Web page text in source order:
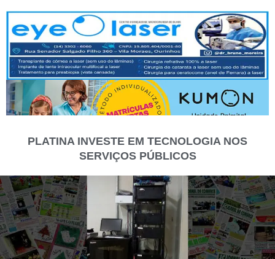
PLATINA INVESTE EM TECNOLOGIA NOS
SERVIÇOS PÚBLICOS